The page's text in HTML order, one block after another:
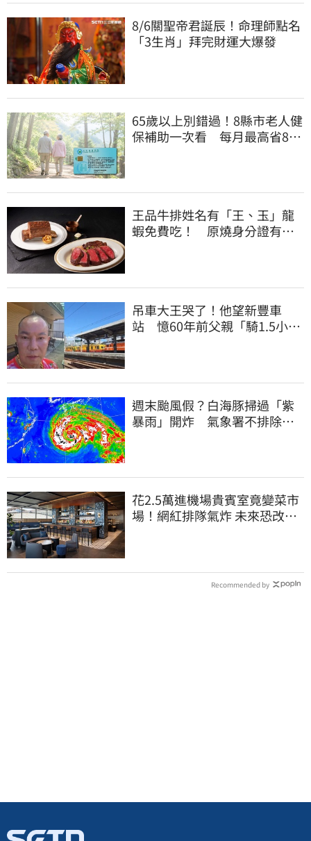
8/6關聖帝君誕辰！命理師點名
「3生肖」拜完財運大爆發
65歲以上別錯過！8縣市老人健
保補助一次看 每月最高省826
王品牛排姓名有「王、玉」龍
蝦免費吃！ 原燒身分證有
吊車大王哭了！他望新豐車
站 憶60年前父親「騎1.5小時
週末颱風假？白海豚掃過「紫
暴雨」開炸 氣象署不排除發
花2.5萬進機場貴賓室竟變菜市
場！網紅排隊氣炸 未來恐改動
Recommended by